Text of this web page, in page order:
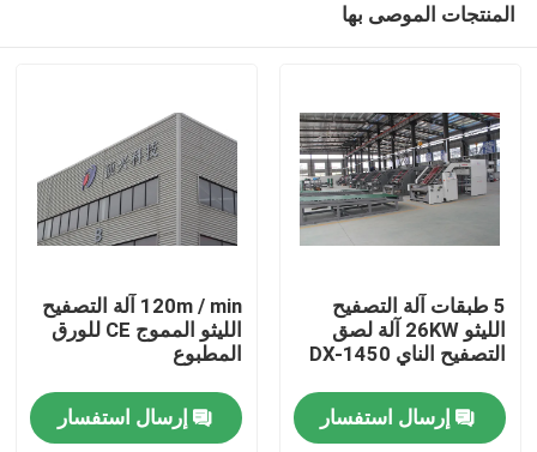
المنزل
المنتجات
حولنا
المنتجات الموصى بها
5 طبقات آلة التصفيح
الليثو 26KW آلة لصق
التصفيح الناي DX-1450
إرسال استفسار
120m / min آلة التصفيح
الليثو المموج CE للورق
المطبوع
إرسال استفسار